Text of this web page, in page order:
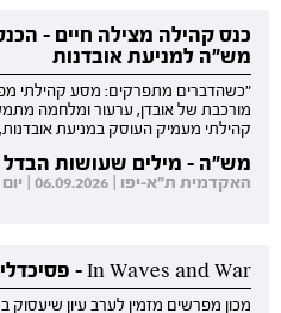
כנס קהילה מצילה חיים -
מש"ה למניעת אובדנות
"כשהדברים מתפרקים: מסע קהילתי
מורכבת של אובדן, ערעור ומלחמה
קהילתי מעמיק העוסק במניעת
מש"ה - מילים שעושות הבדל
האקדמית ת"א-יפו | 06.09.2026 | יום ראשון | 09:00-16:00
In Waves and War - פסיכדליה כערוץ ריפוי לטראומה